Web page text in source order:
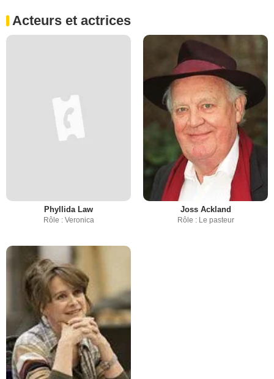
Acteurs et actrices
Phyllida Law
Rôle : Veronica
Joss Ackland
Rôle : Le pasteur